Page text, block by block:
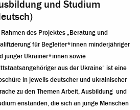
und Studium
Rahmen des Projektes „Beratung und
für Begleiter*innen minderjähriger
junger Ukrainer*innen sowie
aus der Ukraine“ ist eine
in jeweils deutscher und ukrainischer
zu den Themen Arbeit, Ausbildung und
enstanden, die sich an junge Menschen